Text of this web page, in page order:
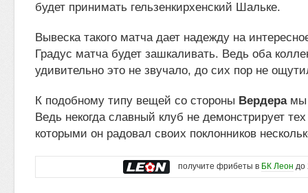
будет принимать гельзенкирхенский Шальке.
Вывеска такого матча дает надежду на
Градус матча будет зашкаливать. Ведь оба
удивительно это не звучало, до сих пор не
К подобному типу вещей со стороны Вердерамы
Ведь некогда славный клуб не демонстрирует тех
которыми он радовал своих поклонников
получите фрибеты в БК Леон до